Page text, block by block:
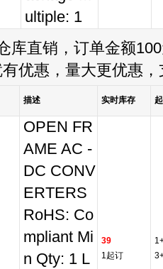
ultiple: 1
库直销，订单金额
优惠，量大更优惠
描述 实时库存
OPEN FR
AME AC -
DC CONV
ERTERS
RoHS: Co
mpliant Mi
n Qty: 1 L
39
1起订